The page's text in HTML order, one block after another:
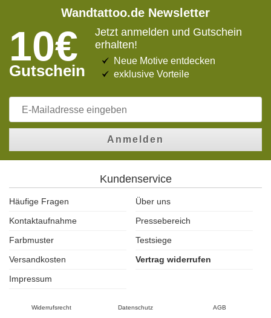
Wandtattoo.de Newsletter
10€
Gutschein
Jetzt anmelden und Gutschein
erhalten!
Neue Motive entdecken
exklusive Vorteile
Anmelden
Kundenservice
Häufige Fragen
Über uns
Kontaktaufnahme
Pressebereich
Farbmuster
Testsiege
Versandkosten
Vertrag widerrufen
Impressum
Widerrufsrecht Datenschutz AGB